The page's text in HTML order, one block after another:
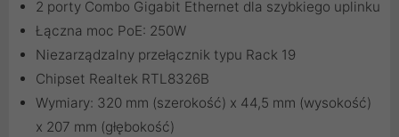
2 porty Combo Gigabit Ethernet dla szybkiego uplinku
Łączna moc PoE: 250W
Niezarządzalny przełącznik typu Rack 19
Chipset Realtek RTL8326B
Wymiary: 320 mm (szerokość) x 44,5 mm (wysokość)
x 207 mm (głębokość)